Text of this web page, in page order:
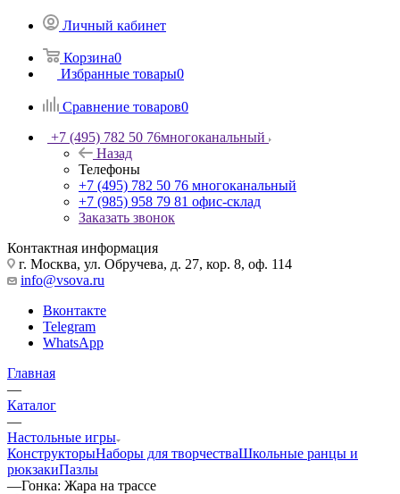
Личный кабинет
Корзина0
Избранные товары0
Сравнение товаров0
+7 (495) 782 50 76многоканальный
Назад
Телефоны
+7 (495) 782 50 76 многоканальный
+7 (985) 958 79 81 офис-склад
Заказать звонок
Контактная информация
г. Москва, ул. Обручева, д. 27, кор. 8, оф. 114
info@vsova.ru
Вконтакте
Telegram
WhatsApp
Главная
—
Каталог
—
Настольные игры
КонструкторыНаборы для творчестваШкольные ранцы и
рюкзакиПазлы
—Гонка: Жара на трассе